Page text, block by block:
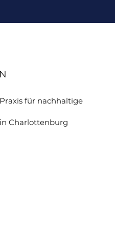
für nachhaltige
Charlottenburg